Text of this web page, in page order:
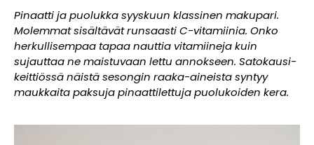
Pinaatti ja puolukka syyskuun klassinen makupari.
Molemmat sisältävät runsaasti C-vitamiinia. Onko
herkullisempaa tapaa nauttia vitamiineja kuin
sujauttaa ne maistuvaan lettu annokseen. Satokausi-
keittiössä näistä sesongin raaka-aineista syntyy
maukkaita paksuja pinaattilettuja puolukoiden kera.